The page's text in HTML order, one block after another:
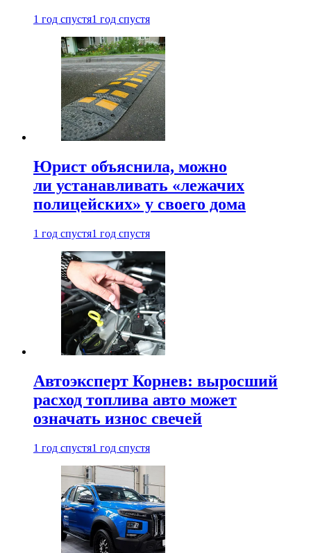
1 год спустя1 год спустя
Юрист объяснила, можно
ли устанавливать «лежачих
полицейских» у своего дома
1 год спустя1 год спустя
Автоэксперт Корнев: выросший
расход топлива авто может
означать износ свечей
1 год спустя1 год спустя